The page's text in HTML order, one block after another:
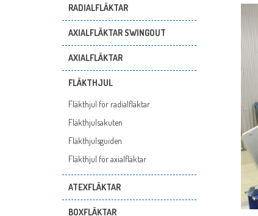
RADIALFLÄKTAR
AXIALFLÄKTAR SWINGOUT
AXIALFLÄKTAR
FLÄKTHJUL
Fläkthjul för radialfläktar
Fläkthjulsakuten
Fläkthjulsguiden
Fläkthjul för axialfläktar
ATEXFLÄKTAR
BOXFLÄKTAR